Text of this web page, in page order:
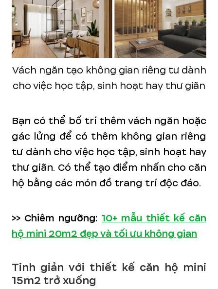
Vách ngăn tạo không gian riêng tư dành
cho việc học tập, sinh hoạt hay thư giãn
Bạn có thể bố trí thêm vách ngăn hoặc
gác lửng để có thêm không gian riêng
tư dành cho việc học tập, sinh hoạt hay
thư giãn. Có thể tạo điểm nhấn cho căn
hộ bằng các món đồ trang trí độc đáo.
>> Chiêm ngưỡng: 10+ mẫu thiết kế căn
hộ mini 20m2 đẹp và tối ưu không gian
Tinh giản với thiết kế căn hộ mini
15m2 trở xuống